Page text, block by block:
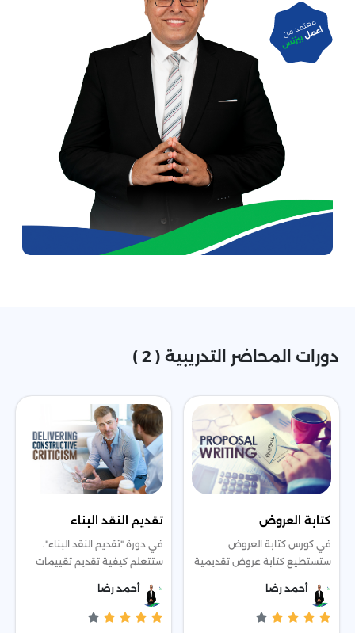
دورات المحاضر التدريبية ( 2 )
كتابة العروض
في كورس كتابة العروض
ستستطيع كتابة عروض تقديمية
الكورس مهارات مختلفة لعرض
تقديمي قوي وجذاب.
أحمد رضا
تقديم النقد البناء
في دورة "تقديم النقد البناء"،
ستتعلم كيفية تقديم تقييمات
الأداء دون التأثير على ثقة الأفراد
بأنفسهم. ستتعرف على طرق
أحمد رضا